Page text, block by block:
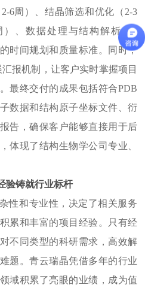
6周）、结晶筛选和优化（2-3
）、数据处理与结构解析（1
时间规划和质量标准。同时，
报机制，让客户实时掌握项目
最终交付的成果包括符合PDB
数据和结构原子坐标文件、衍
告，确保客户能够直接用于后
体现了结构生物学公司专业、
验铸就行业标杆
性和专业性，决定了相关服务
累和丰富的项目经验。只有经
不同类型的科研需求，高效解
题。青云瑞晶凭借多年的行业
域积累了亮眼的业绩，成为值